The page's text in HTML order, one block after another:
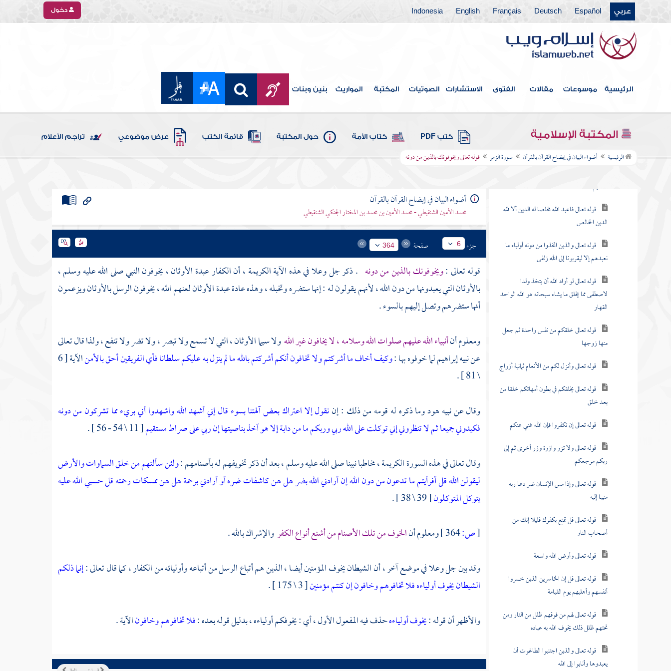
عربي Español
Deutsch
Français
English
Indonesia دخول
الرئيسية موسوعات مقالات الفتوى الاستشارات الصوتيات المكتبة المواريث بنين وبنات
المكتبة الإسلامية كتب PDF كتاب الأمة حول المكتبة قائمة الكتب عرض موضوعي تراجم الأعلام
الرئيسية أضواء البيان في إيضاح القرآن بالقرآن سورة الزمر قوله تعالى ويخوفونك بالذين من دونه
سورة السجدة
سورة الأحزاب
سورة سبأ
سورة فاطر
سورة الصافات
سورة ص
سورة الزمر
الحكيم
قوله تعالى فاعبد الله مخلصا له الدين ألا لله
الدين الخالص
قوله تعالى والذين اتخذوا من دونه أولياء ما
نعبدهم إلا ليقربونا إلى الله زلفى
قوله تعالى لو أراد الله أن يتخذ ولدا
لاصطفى مما يخلق ما يشاء سبحانه هو الله الواحد
القهار
قوله تعالى خلقكم من نفس واحدة ثم جعل
منها زوجها
قوله تعالى وأنزل لكم من الأنعام ثمانية أزواج
قوله تعالى يخلقكم في بطون أمهاتكم خلقا من
بعد خلق
قوله تعالى إن تكفروا فإن الله غني عنكم
قوله تعالى ولا تزر وازرة وزر أخرى ثم إلى
ربكم مرجعكم
قوله تعالى وإذا مس الإنسان ضر دعا ربه
منيبا إليه
قوله تعالى قل تمتع بكفرك قليلا إنك من
أصحاب النار
قوله تعالى وأرض الله واسعة
قوله تعالى قل إن الخاسرين الذين خسروا
أنفسهم وأهليهم يوم القيامة
قوله تعالى لهم من فوقهم ظلل من النار ومن
تحتهم ظلل ذلك يخوف الله به عباده
قوله تعالى والذين اجتنبوا الطاغوت أن
يعبدوها وأنابوا إلى الله
أضواء البيان في إيضاح القرآن بالقرآن
محمد الأمين الشنقيطي - محمد الأمين بن محمد بن المختار الجنكي الشنقيطي
جزء 6 صفحة 364
قوله تعالى :ويخوفونك بالذين من دونه . ذكر جل وعلا في هذه الآية الكريمة ، أن الكفار عبدة الأوثان ، يخوفون النبي صلى الله عليه وسلم ،
بالأوثان التي يعبدونها من دون الله ، لأنهم يقولون له : إنها ستضره وتخبله ، وهذه عادة عبدة الأوثان لعنهم الله ، يخوفون الرسل بالأوثان ويزعمون
أنها ستضرهم وتصل إليهم بالسوء .
ومعلوم أنأنبياء الله عليهم صلوات الله وسلامه ، لا يخافون غير اللهولا سيما الأوثان ، التي لا تسمع ولا تبصر ، ولا تضر ولا تنفع ، ولذا قال تعالى
عن نبيهإبراهيملما خوفوه بها :وكيف أخاف ما أشركتم ولا تخافون أنكم أشركتم بالله ما لم ينزل به عليكم سلطانا فأي الفريقين أحق بالأمن
الآية [ 6
\ 81 ] .
وقال عن نبيههودوما ذكره له قومه من ذلك : إننقول إلا اعتراك بعض آلهتنا بسوء قال إني أشهد الله واشهدوا أني بريء مما تشركونمن دونه
فكيدوني جميعا ثم لا تنظرونيإني توكلت على الله ربي وربكم ما من دابة إلا هو آخذ بناصيتها إن ربي على صراط مستقيم[ 11 \ 54 - 56 ] .
وقال تعالى في هذه السورة الكريمة ، مخاطبا نبينا صلى الله عليه وسلم ، بعد أن ذكر تخويفهم له بأصنامهم :ولئن سألتهم من خلق السماوات والأرض
ليقولن الله قل أفرأيتم ما تدعون من دون الله إن أرادني الله بضر هل هن كاشفات ضره أو أرادني برحمة هل هن ممسكات رحمته قل حسبي الله عليه
يتوكل المتوكلون[ 39 \ 38 ] .
[ص: ومعلوم أنالخوف من تلك الأصنام من أشنع أنواع الكفروالإشراك بالله .
وقد بين جل وعلا في موضع آخر ، أن الشيطان يخوف المؤمنين أيضا ، الذين هم أتباع الرسل من أتباعه وأوليائه من الكفار ، كما قال تعالى :إنما ذلكم
الشيطان يخوف أولياءه فلا تخافوهم وخافون إن كنتم مؤمنين[ 3 \ 175 ] .
والأظهر أن قوله :يخوف أولياءهحذف فيه المفعول الأول ، أي : يخوفكم أولياءه ، بدليل قوله بعده :فلا تخافوهم وخافونالآية .